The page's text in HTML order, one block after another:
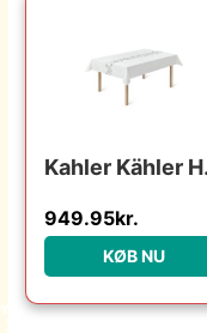
Kahler Kähler
949.95kr.
KØB NU